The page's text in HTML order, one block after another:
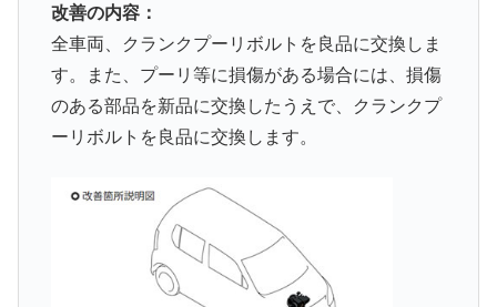
改善の内容：
全車両、クランクプーリボルトを良品に交換しま
す。また、プーリ等に損傷がある場合には、損傷
のある部品を新品に交換したうえで、クランクプ
ーリボルトを良品に交換します。